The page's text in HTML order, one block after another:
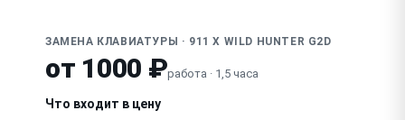
ЗАМЕНА КЛАВИАТУРЫ · 911 X WILD HUNTER G2D
от 1000 ₽работа · 1,5 часа
Что входит в цену